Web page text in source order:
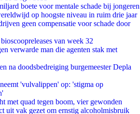
boete voor mentale schade bij jongeren
op hoogste niveau in ruim drie jaar
geen compensatie voor schade door
van week 32
verwarde man die agenten stak met
na doodsbedreiging burgemeester Depla
'vulvalippen' op: 'stigma op
met quad tegen boom, vier gewonden
uit vak gezet om ernstig alcoholmisbruik